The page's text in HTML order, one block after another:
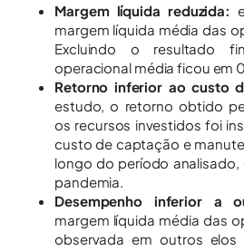
Margem líquida reduzida:
margem líquida média das
Excluindo o resultado
operacional média ficou em
Retorno inferior ao custo
estudo, o retorno obtido
os recursos investidos foi
custo de captação e
longo do período
pandemia.
Desempenho inferior a
margem líquida média das
observada em outros